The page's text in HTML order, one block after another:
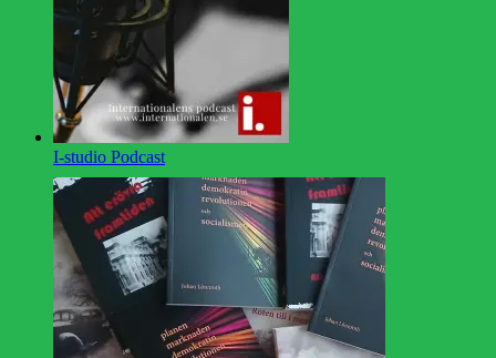
I-studio Podcast